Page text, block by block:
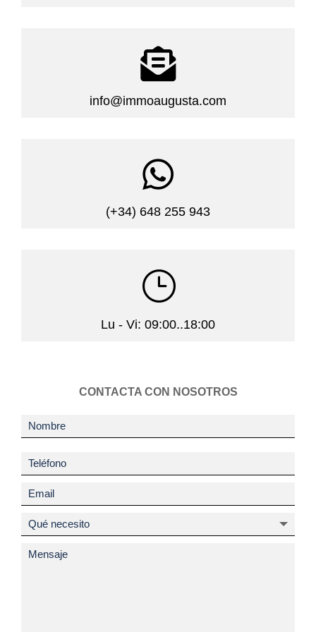

info@immoaugusta.com

(+34) 648 255 943
}
Lu - Vi: 09:00..18:00
CONTACTA CON NOSOTROS